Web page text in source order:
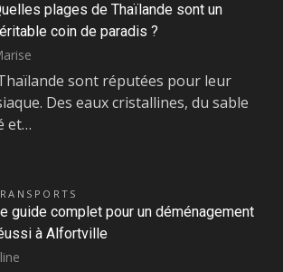
plages de Thaïlande sont un
coin de paradis ?
sont réputées pour leur
Des eaux cristallines, du sable
et…
guide complet pour un déménagement
à Alfortville